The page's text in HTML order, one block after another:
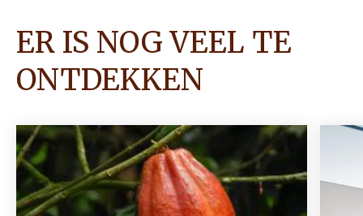
ER IS NOG VEEL TE
ONTDEKKEN